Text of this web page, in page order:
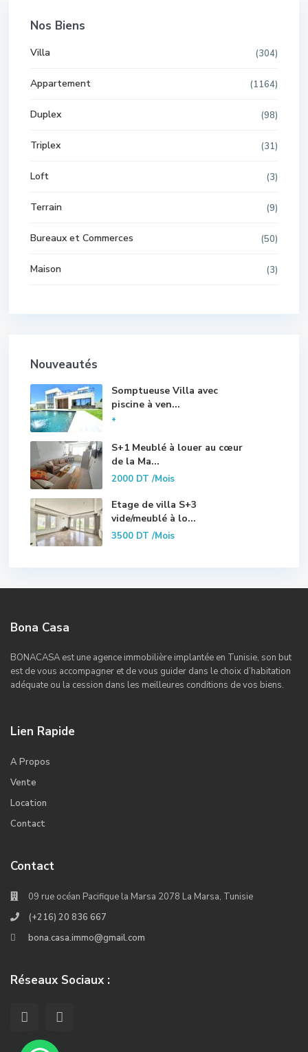
Nos Biens
Villa (304)
Appartement (1164)
Duplex (98)
Triplex (31)
Loft (3)
Terrain (9)
Bureaux et Commerces (50)
Maison (3)
Nouveautés
Somptueuse Villa avec
piscine à ven...
*
S+1 Meublé à louer au cœur
de la Ma...
2000 DT/Mois
Etage de villa S+3
vide/meublé à lo...
3500 DT/Mois
Bona Casa
BONACASA est une agence immobilière implantée en Tunisie, son but
est de vous accompagner et de vous guider dans le choix d’habitation
adéquate ou la cession dans les meilleures conditions de vos biens.
Lien Rapide
A Propos
Vente
Location
Contact
Contact
09 rue océan Pacifique la Marsa 2078 La Marsa, Tunisie
(+216) 20 836 667
bona.casa.immo@gmail.com
Réseaux Sociaux :